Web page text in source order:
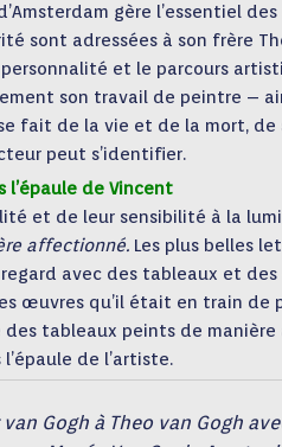
gère l’essentiel
sont adressées à son frère
et le parcours
son travail de peintre –
fait de la vie et de la mort,
peut s’identifier.
l’épaule de Vincent
et de leur sensibilité à la
affectionné. Les plus belles
avec des tableaux et
œuvres qu’il était en train de
des tableaux peints de
de l’artiste.
Gogh à Theo van Gogh